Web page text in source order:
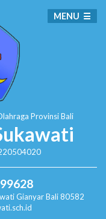
Provinsi Bali
Gianyar Bali 80582
MENU